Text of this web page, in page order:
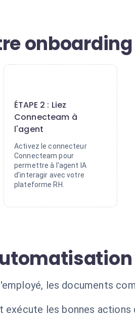
ÉTAPE 2 : Liez
Connecteam à
l'agent
Activez le connecteur
Connecteam pour
permettre à l'agent IA
d'interagir avec votre
plateforme RH.
les documents
exécute les bonnes